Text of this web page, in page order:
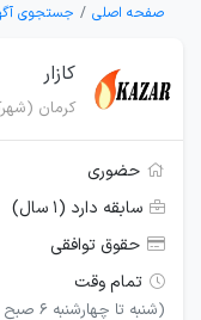
صفحه اصلی جستجوی
کازار
کرمان (شهرک
حضوری
سابقه دارد (۱ سال)
حقوق توافقی
تمام وقت